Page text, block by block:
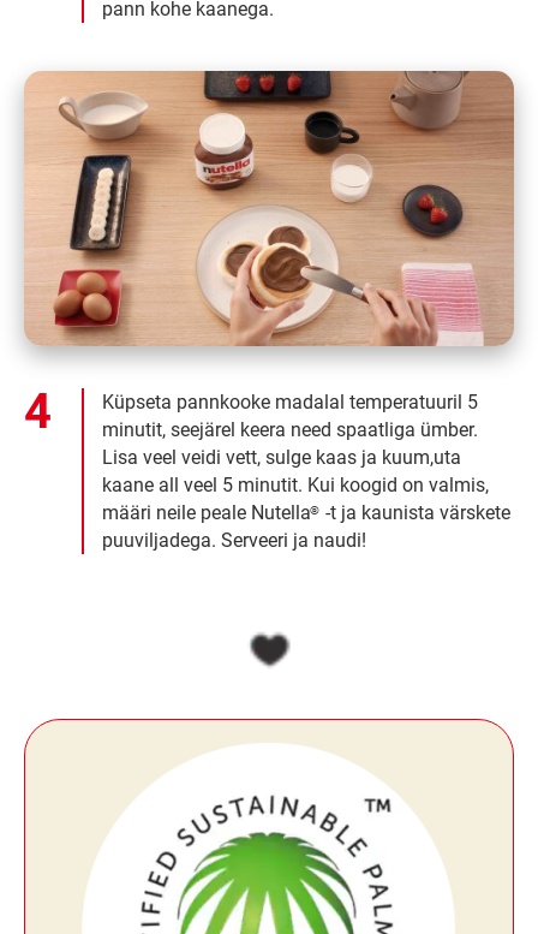
pann kohe kaanega.
Küpseta pannkooke madalal temperatuuril 5
minutit, seejärel keera need spaatliga ümber.
Lisa veel veidi vett, sulge kaas ja kuum,uta
kaane all veel 5 minutit. Kui koogid on valmis,
määri neile peale Nutella® -t ja kaunista värskete
puuviljadega. Serveeri ja naudi!